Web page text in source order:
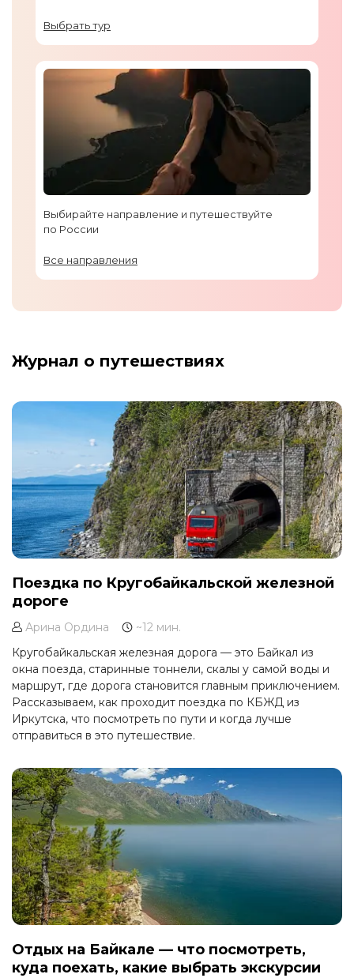
Выбрать тур
Выбирайте направление и путешествуйте
по России
Все направления
Журнал о путешествиях
Поездка по Кругобайкальской железной
дороге
Арина Ордина
~12 мин.
Кругобайкальская железная дорога — это Байкал из
окна поезда, старинные тоннели, скалы у самой воды и
маршрут, где дорога становится главным приключением.
Рассказываем, как проходит поездка по КБЖД из
Иркутска, что посмотреть по пути и когда лучше
отправиться в это путешествие.
Отдых на Байкале — что посмотреть,
куда поехать, какие выбрать экскурсии